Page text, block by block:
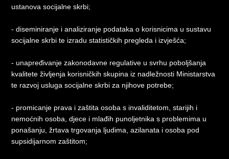
ustanova socijalne skrbi;
- diseminiranje i analiziranje podataka o korisnicima u sustavu
socijalne skrbi te izradu statističkih pregleda i izvješća;
- unapređivanje zakonodavne regulative u svrhu poboljšanja
kvalitete življenja korisničkih skupina iz nadležnosti Ministarstva
te razvoj usluga socijalne skrbi za njihove potrebe;
- promicanje prava i zaštita osoba s invaliditetom, starijih i
nemoćnih osoba, djece i mlađih punoljetnika s problemima u
ponašanju, žrtava trgovanja ljudima, azilanata i osoba pod
supsidijarnom zaštitom;